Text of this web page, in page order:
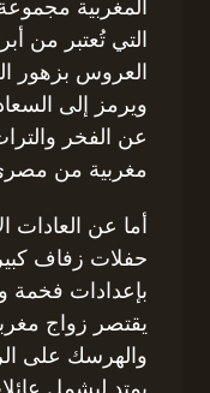
المغربية مجموعة
التي تُعتبر من
العروس بزهور
ويرمز إلى
عن الفخر
مغربية من
أما عن العادات
حفلات زفاف
بإعدادات فخمة
يقتصر زواج
والهرسك على
يمتد ليشمل